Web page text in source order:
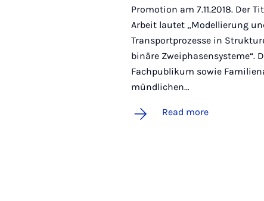
Promotion am 7.11.2018. Der
Arbeit lautet „Modellierung
Transportprozesse in
binäre Zweiphasensysteme“.
Fachpublikum sowie
mündlichen…
Read more